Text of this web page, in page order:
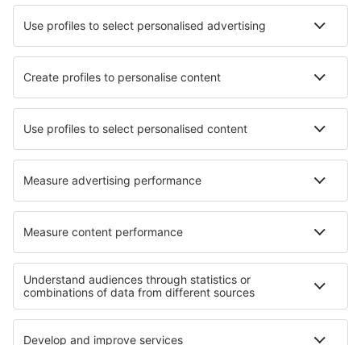
Lufthansa
Wizz Air
Norwegian
KLM
SAS
Turkish Airlines
Air Baltic
Tietoa eSkysta
Sopimusehdot
Omat varaukset
Tietosuojakäytäntö
Tuki ja yhteystiedot
Yksityisyys